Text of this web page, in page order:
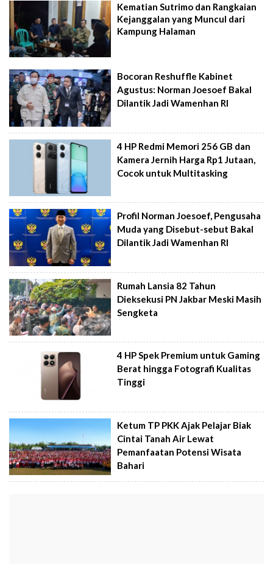
Kematian Sutrimo dan Rangkaian
Kejanggalan yang Muncul dari
Kampung Halaman
Bocoran Reshuffle Kabinet
Agustus: Norman Joesoef Bakal
Dilantik Jadi Wamenhan RI
4 HP Redmi Memori 256 GB dan
Kamera Jernih Harga Rp1 Jutaan,
Cocok untuk Multitasking
Profil Norman Joesoef, Pengusaha
Muda yang Disebut-sebut Bakal
Dilantik Jadi Wamenhan RI
Rumah Lansia 82 Tahun
Dieksekusi PN Jakbar Meski Masih
Sengketa
4 HP Spek Premium untuk Gaming
Berat hingga Fotografi Kualitas
Tinggi
Ketum TP PKK Ajak Pelajar Biak
Cintai Tanah Air Lewat
Pemanfaatan Potensi Wisata
Bahari